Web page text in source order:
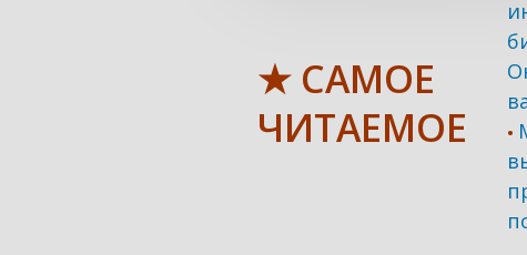
★ САМОЕ
ЧИТАЕМОЕ
•